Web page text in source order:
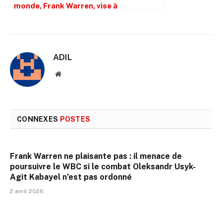
monde, Frank Warren, vise à
ADIL
Site
CONNEXES POSTES
Frank Warren ne plaisante pas : il menace de
poursuivre le WBC si le combat Oleksandr Usyk-
Agit Kabayel n’est pas ordonné
2 avril 2026